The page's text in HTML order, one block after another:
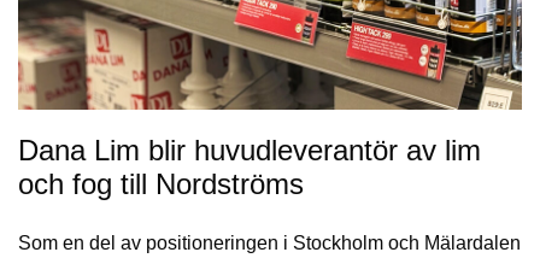
Dana Lim blir huvudleverantör av lim
och fog till Nordströms
Som en del av positioneringen i Stockholm och Mälardalen